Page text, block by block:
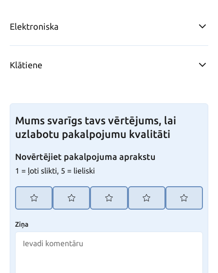
Elektroniska
Klātiene
Mums svarīgs tavs vērtējums, lai
uzlabotu pakalpojumu kvalitāti
Novērtējiet pakalpojuma aprakstu
1 = ļoti slikti, 5 = lieliski
Ziņa